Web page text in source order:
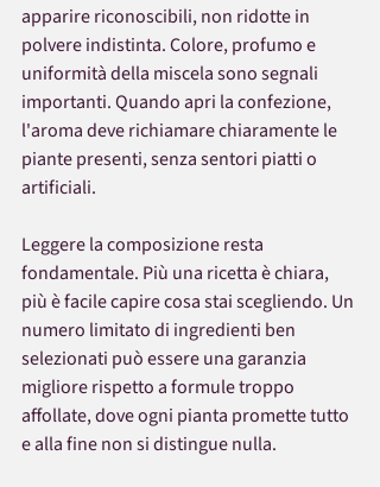
apparire riconoscibili, non ridotte in
polvere indistinta. Colore, profumo e
uniformità della miscela sono segnali
importanti. Quando apri la confezione,
l'aroma deve richiamare chiaramente le
piante presenti, senza sentori piatti o
artificiali.
Leggere la composizione resta
fondamentale. Più una ricetta è chiara,
più è facile capire cosa stai scegliendo. Un
numero limitato di ingredienti ben
selezionati può essere una garanzia
migliore rispetto a formule troppo
affollate, dove ogni pianta promette tutto
e alla fine non si distingue nulla.